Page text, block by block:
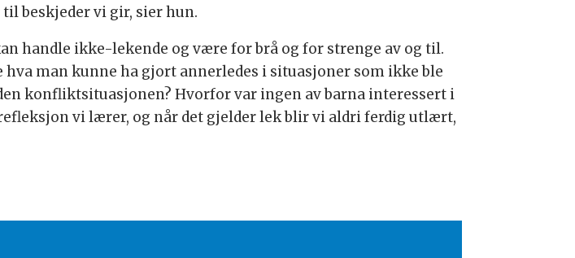
beskjeder vi gir, sier hun.
handle ikke-lekende og være for brå og for strenge av og til.
man kunne ha gjort annerledes i situasjoner som ikke ble
konfliktsituasjonen? Hvorfor var ingen av barna interessert i
vi lærer, og når det gjelder lek blir vi aldri ferdig utlært,